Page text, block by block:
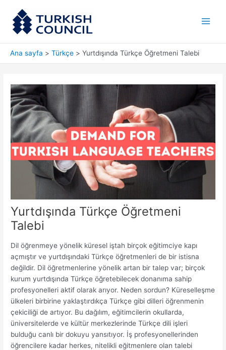
Ana sayfa Türkçe Yurtdışında Türkçe Öğretmeni Talebi
Yurtdışında Türkçe Öğretmeni
Talebi
Dil öğrenmeye yönelik küresel iştah birçok eğitimciye kapı
açmıştır ve yurtdışındaki Türkçe öğretmenleri de bir istisna
değildir. Dil öğretmenlerine yönelik artan bir talep var; birçok
kurum yurtdışında Türkçe öğretebilecek donanıma sahip
profesyonelleri aktif olarak arıyor. Neden sordun? Küreselleşme
ülkeleri birbirine yaklaştırdıkça Türkçe gibi dilleri öğrenmenin
çekiciliği de artıyor. Bu dağılım, eğitimcilerin okullarda,
üniversitelerde ve kültür merkezlerinde Türkçe dili işleri
bulduğu canlı bir dokuyu yansıtıyor. İş profesyonellerinden
öğrencilere kadar herkes, nitelikli eğitmenlere olan talebi